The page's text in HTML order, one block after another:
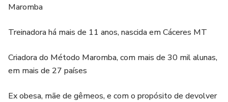
Maromba
Treinadora há mais de 11 anos, nascida em Cáceres MT
Criadora do Método Maromba, com mais de 30 mil alunas,
em mais de 27 países
Ex obesa, mãe de gêmeos, e com o propósito de devolver